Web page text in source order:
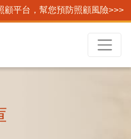
顧平台，幫您預防照顧風險>>>